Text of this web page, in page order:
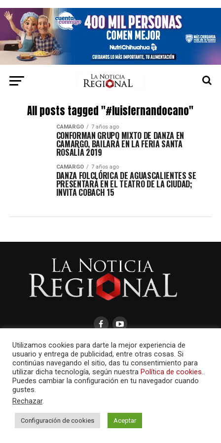
All posts tagged "#luisfernandocano"
CAMARGO 7 años ago
CONFORMAN GRUPO MIXTO DE DANZA EN
CAMARGO, BAILARÁ EN LA FERIA SANTA
ROSALÍA 2019
CAMARGO 7 años ago
DANZA FOLCLÓRICA DE AGUASCALIENTES SE
PRESENTARÁ EN EL TEATRO DE LA CIUDAD;
INVITA COBACH 15
AMAYCOM.NET
Utilizamos cookies para darte la mejor experiencia de
usuario y entrega de publicidad, entre otras cosas. Si
continúas navegando el sitio, das tu consentimiento para
utilizar dicha tecnología, según nuestra Política de cookies..
Puedes cambiar la configuración en tu navegador cuando
gustes.
Rechazar.
Configuración de cookies Aceptar